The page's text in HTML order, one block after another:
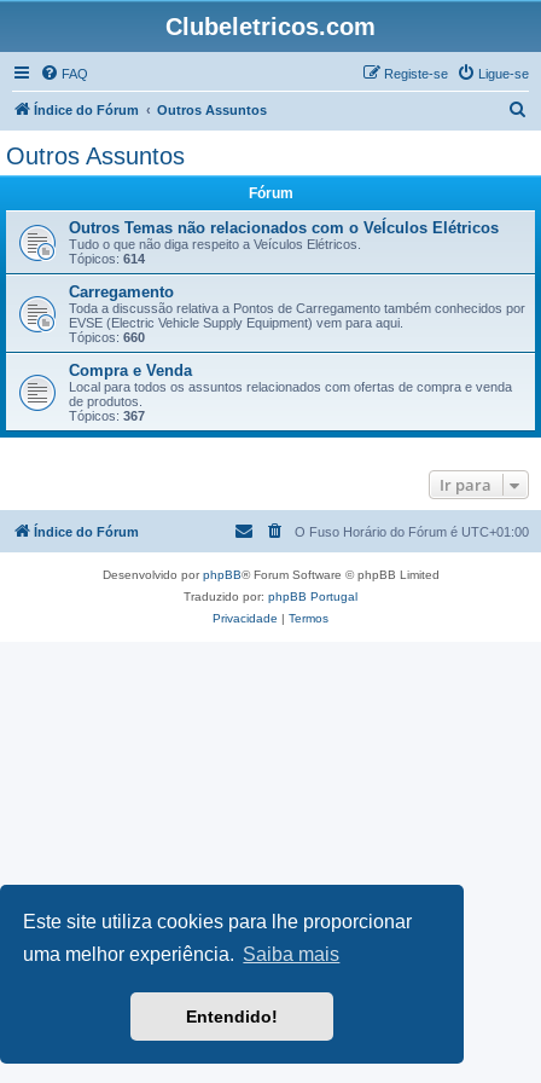
Este site utiliza cookies para lhe proporcionar
uma melhor experiência. Saiba mais
Entendido!
Clubeletricos.com
FAQ Ligue-se
Registe-se
Índice do Fórum Outros Assuntos
Outros Assuntos
Fórum
Outros Temas não relacionados com o VeÍculos Elétricos
Tudo o que não diga respeito a Veículos Elétricos.
Tópicos: 614
Carregamento
Toda a discussão relativa a Pontos de Carregamento também conhecidos por
EVSE (Electric Vehicle Supply Equipment) vem para aqui.
Tópicos: 660
Compra e Venda
Local para todos os assuntos relacionados com ofertas de compra e venda
de produtos.
Tópicos: 367
Ir para
Índice do Fórum O Fuso Horário do Fórum é UTC+01:00
Desenvolvido porphpBB® Forum Software © phpBB Limited
Traduzido por: phpBB Portugal
Privacidade | Termos